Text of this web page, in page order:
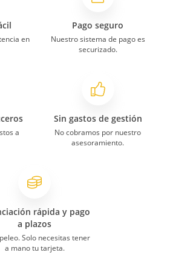
en
Pago seguro
Nuestro sistema de pago es
securizado.
a
Sin gastos de gestión
No cobramos por nuestro
asesoramiento.
rápida y pago
a plazos
Solo necesitas tener
a mano tu tarjeta.